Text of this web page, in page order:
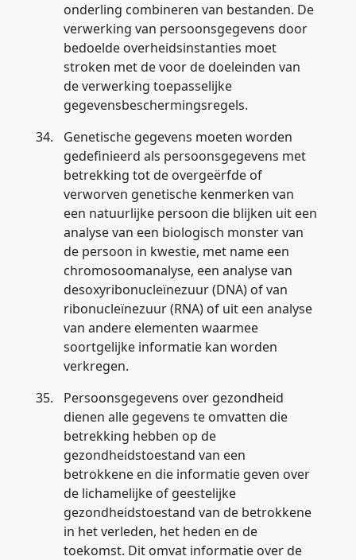
onderling combineren van bestanden. De
verwerking van persoonsgegevens door
bedoelde overheidsinstanties moet
stroken met de voor de doeleinden van
de verwerking toepasselijke
gegevensbeschermingsregels.
34.
Genetische gegevens moeten worden
gedefinieerd als persoonsgegevens met
betrekking tot de overgeërfde of
verworven genetische kenmerken van
een natuurlijke persoon die blijken uit een
analyse van een biologisch monster van
de persoon in kwestie, met name een
chromosoomanalyse, een analyse van
desoxyribonucleïnezuur (DNA) of van
ribonucleïnezuur (RNA) of uit een analyse
van andere elementen waarmee
soortgelijke informatie kan worden
verkregen.
35.
Persoonsgegevens over gezondheid
dienen alle gegevens te omvatten die
betrekking hebben op de
gezondheidstoestand van een
betrokkene en die informatie geven over
de lichamelijke of geestelijke
gezondheidstoestand van de betrokkene
in het verleden, het heden en de
toekomst. Dit omvat informatie over de